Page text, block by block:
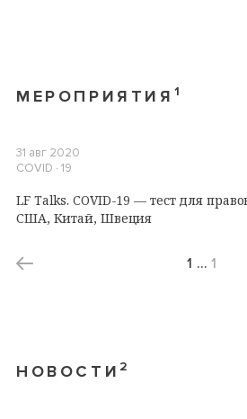
МЕРОПРИЯТИЯ 1
31 авг 2020
COVID ∙ 19
LF Talks. COVID-19 — тест для
США, Китай, Швеция
1 … 1
НОВОСТИ 2